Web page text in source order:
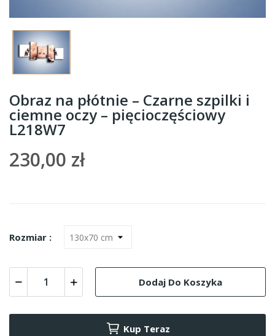
Obraz na płótnie – Czarne szpilki i
ciemne oczy – pięcioczęściowy
L218W7
230,00 zł
Rozmiar :
Dodaj Do Koszyka
Kup Teraz